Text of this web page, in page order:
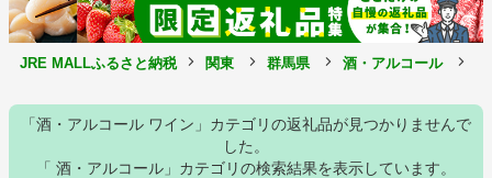
JRE MALLふるさと納税 関東 群馬県 酒・アルコール
「酒・アルコール ワイン」カテゴリの返礼品が見つかりませんで
した。
「 酒・アルコール」カテゴリの検索結果を表示しています。